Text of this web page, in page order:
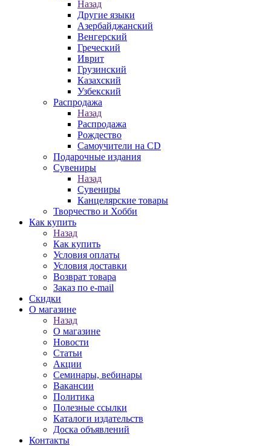
Назад
Другие языки
Азербайджанский
Венгерский
Греческий
Иврит
Грузинский
Казахский
Узбекский
Распродажа
Назад
Распродажа
Рождество
Самоучители на CD
Подарочные издания
Сувениры
Назад
Сувениры
Канцелярские товары
Творчество и Хобби
Как купить
Назад
Как купить
Условия оплаты
Условия доставки
Возврат товара
Заказ по e-mail
Скидки
О магазине
Назад
О магазине
Новости
Статьи
Акции
Семинары, вебинары
Вакансии
Политика
Полезные ссылки
Каталоги издательств
Доска объявлений
Контакты